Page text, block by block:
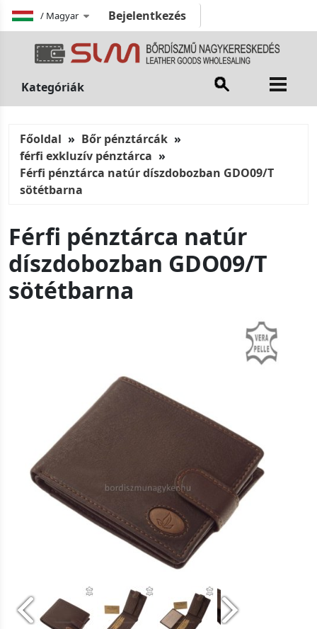
/ Magyar Bejelentkezés
Kategóriák
Főoldal
Bőr pénztárcák
férfi exkluzív pénztárca
Férfi pénztárca natúr díszdobozban GDO09/T
sötétbarna
Férfi pénztárca natúr
díszdobozban GDO09/T
sötétbarna